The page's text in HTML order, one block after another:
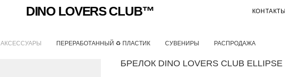
DINO LOVERS CLUB™ КОНТАКТЫ
АКСЕССУАРЫ ПЕРЕРАБОТАННЫЙ ♻ ПЛАСТИК СУВЕНИРЫ РАСПРОДАЖА
БРЕЛОК DINO LOVERS CLUB ELLIPSE